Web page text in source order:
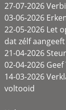
27-07-2026
03-06-2026
22-05-2026 Let
dat zélf aangeeft
21-04-2026
02-04-2026
14-03-2026
voltooid